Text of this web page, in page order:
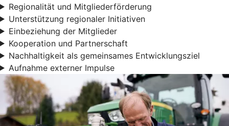
Regionalität und Mitgliederförderung
Unterstützung regionaler Initiativen
Einbeziehung der Mitglieder
Kooperation und Partnerschaft
Nachhaltigkeit als gemeinsames Entwicklungsziel
Aufnahme externer Impulse